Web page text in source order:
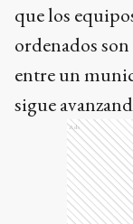
que los
ordenados
entre un
sigue
Ads